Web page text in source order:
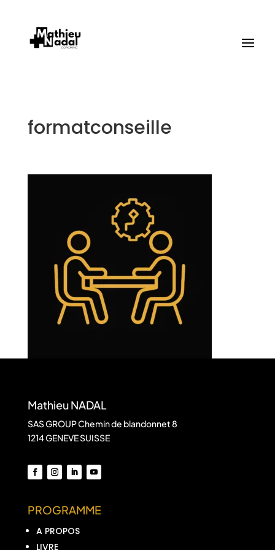
formatconseille
Mathieu NADAL
SAS GROUP Chemin de blandonnet 8
1214 GENEVE SUISSE
PROGRAMME
A PROPOS
LIVRE